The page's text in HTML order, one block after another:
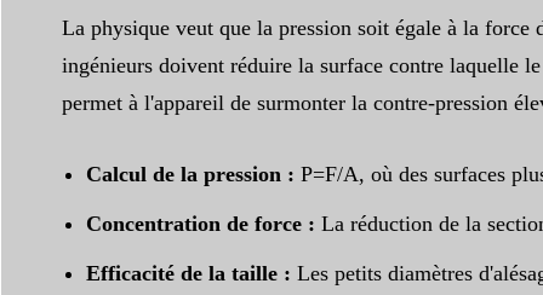
La physique veut que la pression soit égale à la
ingénieurs doivent réduire la surface contre laquelle
permet à l'appareil de surmonter la contre-pression
Calcul de la pression : P=F/A, où des surfaces
Concentration de force : La réduction de la
Efficacité de la taille : Les petits diamètres